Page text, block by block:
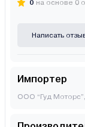
0 на основе 0
Написать
Импортер
ООО “Гуд